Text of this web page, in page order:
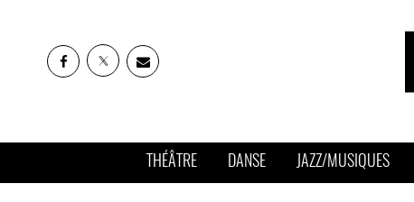
THÉÂTRE DANSE JAZZ/MUSIQUES